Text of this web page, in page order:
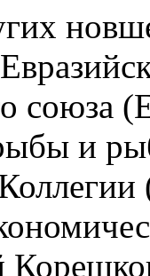
союза
и